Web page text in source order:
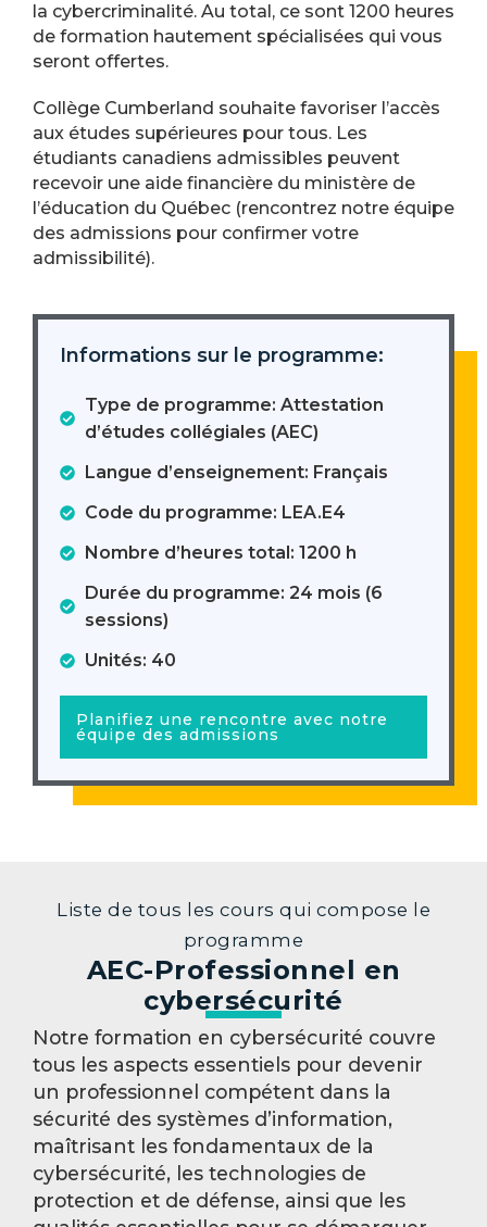
la cybercriminalité. Au total, ce sont 1200 heures
de formation hautement spécialisées qui vous
seront offertes.
Collège Cumberland souhaite favoriser l’accès
aux études supérieures pour tous. Les
étudiants canadiens admissibles peuvent
recevoir une aide financière du ministère de
l’éducation du Québec (rencontrez notre équipe
des admissions pour confirmer votre
admissibilité).
Informations sur le programme:
Type de programme: Attestation
d’études collégiales (AEC)
Langue d’enseignement: Français
Code du programme: LEA.E4
Nombre d’heures total: 1200 h
Durée du programme: 24 mois (6
sessions)
Unités: 40
Planifiez une rencontre avec notre
équipe des admissions
Liste de tous les cours qui compose le
programme
AEC-Professionnel en
cybersécurité
Notre formation en cybersécurité couvre
tous les aspects essentiels pour devenir
un professionnel compétent dans la
sécurité des systèmes d’information,
maîtrisant les fondamentaux de la
cybersécurité, les technologies de
protection et de défense, ainsi que les